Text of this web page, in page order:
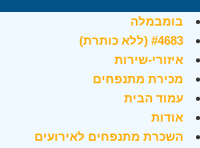
בומבמלה
#4683 (ללא כותרת)
איזורי-שירות
מכירת מתנפחים
עמוד הבית
אודות
השכרת מתנפחים לאירועים